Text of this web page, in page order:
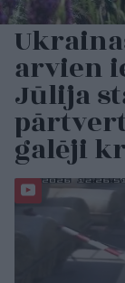
arvien
Jūlija
galēji